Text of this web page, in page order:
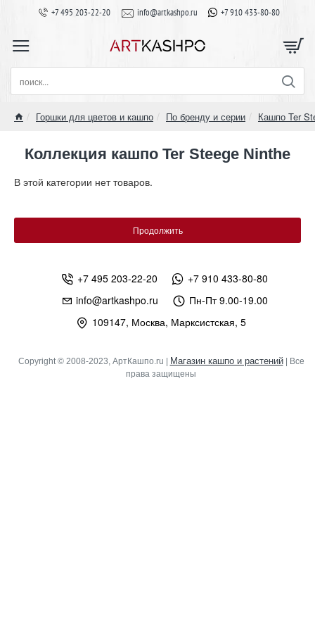
+7 495 203-22-20 info@artkashpo.ru +7 910 433-80-80
поиск...
Горшки для цветов и кашпо По бренду и серии Кашпо Ter
Коллекция кашпо Ter Steege Ninthe
В этой категории нет товаров.
Продолжить
+7 495 203-22-20
+7 910 433-80-80
info@artkashpo.ru
Пн-Пт 9.00-19.00
109147, Москва, Марксистская, 5
Copyright © 2008-2023, АртКашпо.ru | Магазин кашпо и растений| Все
права защищены